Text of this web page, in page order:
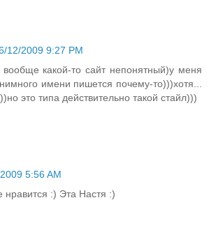
12/2009 9:27 PM
какой-то сайт непонятный)у меня
имени пишется почему-то)))хотя...
это типа действительно такой стайл)))
5:56 AM
:) Эта Настя :)